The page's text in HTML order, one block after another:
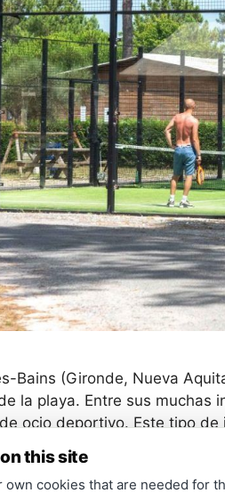
Bains (Gironde, Nueva
la playa. Entre sus
ocio deportivo. Este tipo
this site
own cookies that are needed for